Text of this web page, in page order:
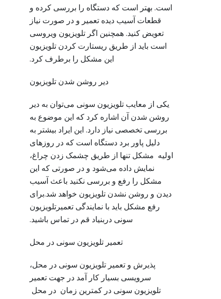
است. بهتر است که دستگاه را بررسی کرده و
قطعات آسیب دیده تعمیر و در صورت نیاز
تعویض کنید. همچنین اگر تلویزیون ویروسی
است باید از طریق ریستارت کردن تلویزیون
این مشکل را برطرف کرد.
دیر روشن شدن تلویزیون
یکی از معایب تلویزیون سونی می‌توان به دیر
روشن شدن آن اشاره کرد که این موضوع به
بررسی تخصصی نیاز دارد. این ایراد بیشتر به
دلیل پاور برد دستگاه است که در روزهای
اولیه مشکل تنها از طریق چشمک زدن چراغ،
نمایش داده می‌شود و در صورتی که این
مشکل را رفع و بررسی نکنید باعث آسیب
دیدن و روشن نشدن تلویزیون خواهد شد.برای
رفع مشکل باید با نمایندگی تعمیرتلویزیون
سونی دربنیاد قم در تماس باشید.
تعمیر تلویزیون سونی در محل
پذیرش و تعمیر تلویزیون سونی در محل،
سرویسی بسیار کار آمد در جهت تعمیر
تلویزیون سونی در کمترین زمان در محل